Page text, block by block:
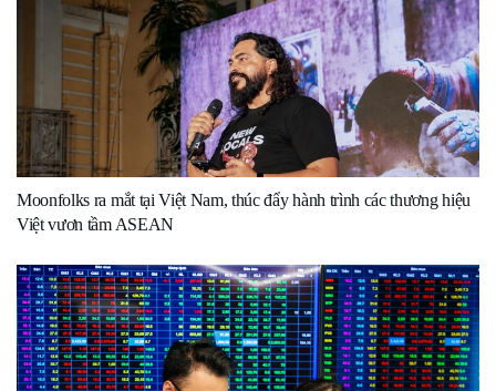
Moonfolks ra mắt tại Việt Nam, thúc đẩy hành trình các thương hiệu
Việt vươn tầm ASEAN